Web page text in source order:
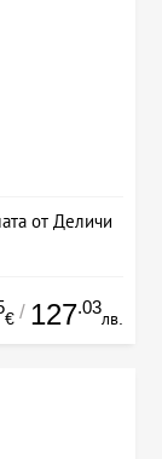
от Деличи
€ / 127.03
лв.